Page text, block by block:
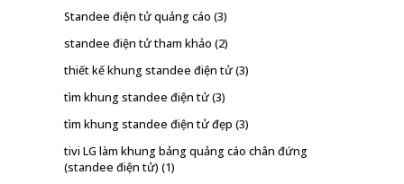
Standee điện tử quảng cáo (3)
standee điện tử tham khảo (2)
thiết kế khung standee điện tử(3)
tìm khung standee điện tử(3)
tìm khung standee điện tử đẹp (3)
tivi LG làm khung bảng quảng cáo chân đứng
(standee điện tử) (1)